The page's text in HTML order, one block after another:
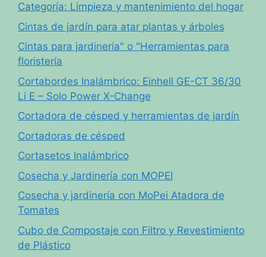
Categoría: Limpieza y mantenimiento del hogar
Cintas de jardín para atar plantas y árboles
Cintas para jardinería" o "Herramientas para
floristería
Cortabordes Inalámbrico: Einhell GE-CT 36/30
Li E – Solo Power X-Change
Cortadora de césped y herramientas de jardín
Cortadoras de césped
Cortasetos Inalámbrico
Cosecha y Jardinería con MOPEI
Cosecha y jardinería con MoPei Atadora de
Tomates
Cubo de Compostaje con Filtro y Revestimiento
de Plástico